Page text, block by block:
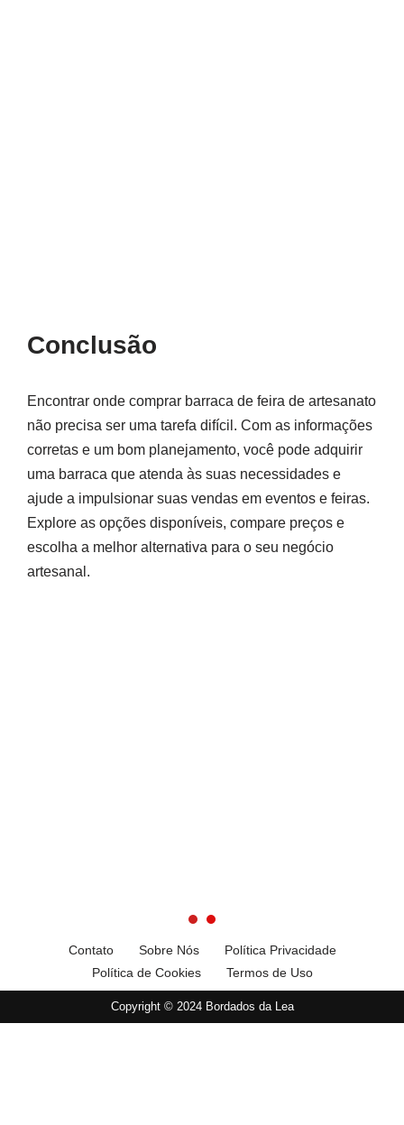
Conclusão
Encontrar onde comprar barraca de feira de artesanato
não precisa ser uma tarefa difícil. Com as informações
corretas e um bom planejamento, você pode adquirir
uma barraca que atenda às suas necessidades e
ajude a impulsionar suas vendas em eventos e feiras.
Explore as opções disponíveis, compare preços e
escolha a melhor alternativa para o seu negócio
artesanal.
Contato Sobre Nós
Política Privacidade
Política de Cookies
Termos de Uso
Copyright © 2024 Bordados da Lea